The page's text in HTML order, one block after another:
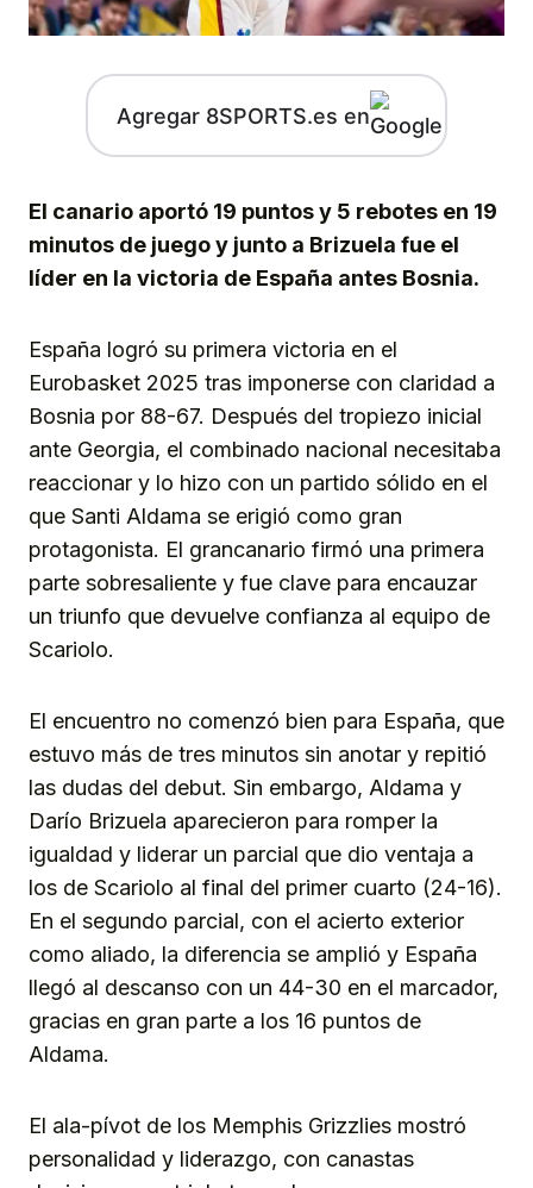
Agregar 8SPORTS.es en
El canario aportó 19 puntos y 5 rebotes en 19
minutos de juego y junto a Brizuela fue el
líder en la victoria de España antes Bosnia.
España logró su primera victoria en el
Eurobasket 2025 tras imponerse con claridad a
Bosnia por 88-67. Después del tropiezo inicial
ante Georgia, el combinado nacional necesitaba
reaccionar y lo hizo con un partido sólido en el
que Santi Aldama se erigió como gran
protagonista. El grancanario firmó una primera
parte sobresaliente y fue clave para encauzar
un triunfo que devuelve confianza al equipo de
Scariolo.
El encuentro no comenzó bien para España, que
estuvo más de tres minutos sin anotar y repitió
las dudas del debut. Sin embargo, Aldama y
Darío Brizuela aparecieron para romper la
igualdad y liderar un parcial que dio ventaja a
los de Scariolo al final del primer cuarto (24-16).
En el segundo parcial, con el acierto exterior
como aliado, la diferencia se amplió y España
llegó al descanso con un 44-30 en el marcador,
gracias en gran parte a los 16 puntos de
Aldama.
El ala-pívot de los Memphis Grizzlies mostró
personalidad y liderazgo, con canastas